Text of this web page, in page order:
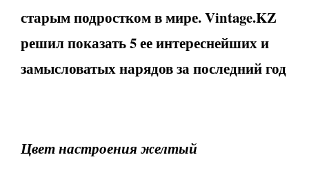
старым подростком в мире. Vintage.KZ
решил показать 5 ее интереснейших и
замысловатых нарядов за последний год
Цвет настроения желтый